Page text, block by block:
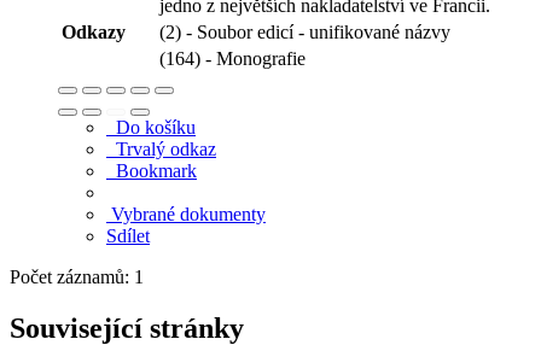
jedno z největších nakladatelství ve Francii.
Odkazy
(2) - Soubor edicí - unifikované názvy
(164) - Monografie
Do košíku
Trvalý odkaz
Bookmark
Vybrané dokumenty
Sdílet
Počet záznamů: 1
Související stránky